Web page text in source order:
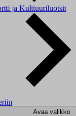
ja Kulttuuriluotsit
Avaa valikko